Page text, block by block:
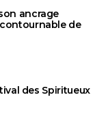
ancrage
de
des Spiritueux